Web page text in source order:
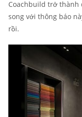
Coachbuild trở thành
song với thông báo
rồi.